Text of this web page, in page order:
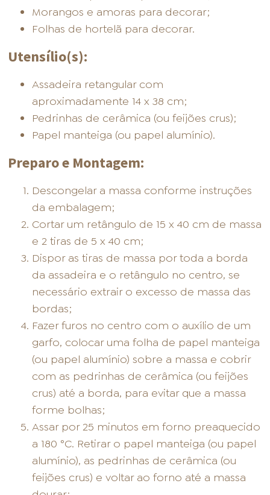
Morangos e amoras para decorar;
Folhas de hortelã para decorar.
Utensílio(s):
Assadeira retangular com
aproximadamente 14 x 38 cm;
Pedrinhas de cerâmica (ou feijões crus);
Papel manteiga (ou papel alumínio).
Preparo e Montagem:
Descongelar a massa conforme instruções
da embalagem;
Cortar um retângulo de 15 x 40 cm de massa
e 2 tiras de 5 x 40 cm;
Dispor as tiras de massa por toda a borda
da assadeira e o retângulo no centro, se
necessário extrair o excesso de massa das
bordas;
Fazer furos no centro com o auxílio de um
garfo, colocar uma folha de papel manteiga
(ou papel alumínio) sobre a massa e cobrir
com as pedrinhas de cerâmica (ou feijões
crus) até a borda, para evitar que a massa
forme bolhas;
Assar por 25 minutos em forno preaquecido
a 180 °C. Retirar o papel manteiga (ou papel
alumínio), as pedrinhas de cerâmica (ou
feijões crus) e voltar ao forno até a massa